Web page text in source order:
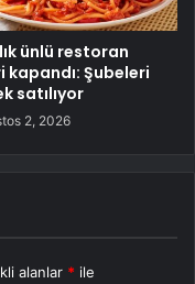
ünlü restoran
kapandı: Şubeleri
satılıyor
2, 2026
alanlar * ile